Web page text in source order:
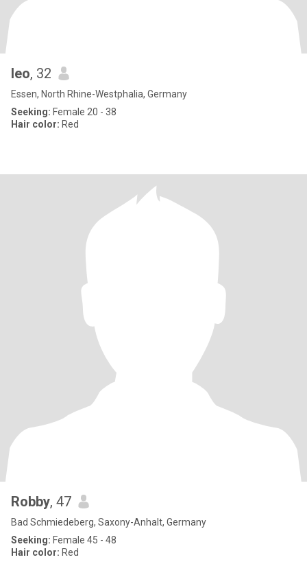
leo, 32
Essen, North Rhine-Westphalia, Germany
Seeking: Female 20 - 38
Hair color: Red
Robby, 47
Bad Schmiedeberg, Saxony-Anhalt, Germany
Seeking: Female 45 - 48
Hair color: Red